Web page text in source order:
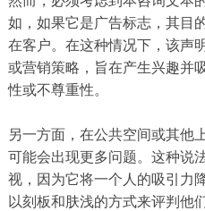
如，如果它是广告标志，其目
在客户。在这种情况下，该声
或营销策略，旨在产生兴趣并
性或不尊重性。
另一方面，在公共空间或其他
可能会出现更多问题。这种说
视，因为它将一个人的吸引力
以刻板和肤浅的方式来评判他们